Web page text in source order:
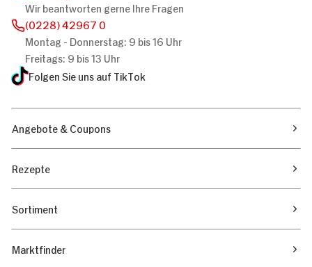
Wir beantworten gerne Ihre Fragen
(0228) 42967 0
Montag - Donnerstag: 9 bis 16 Uhr
Freitags: 9 bis 13 Uhr
Folgen Sie uns auf TikTok
Angebote & Coupons
Rezepte
Sortiment
Marktfinder